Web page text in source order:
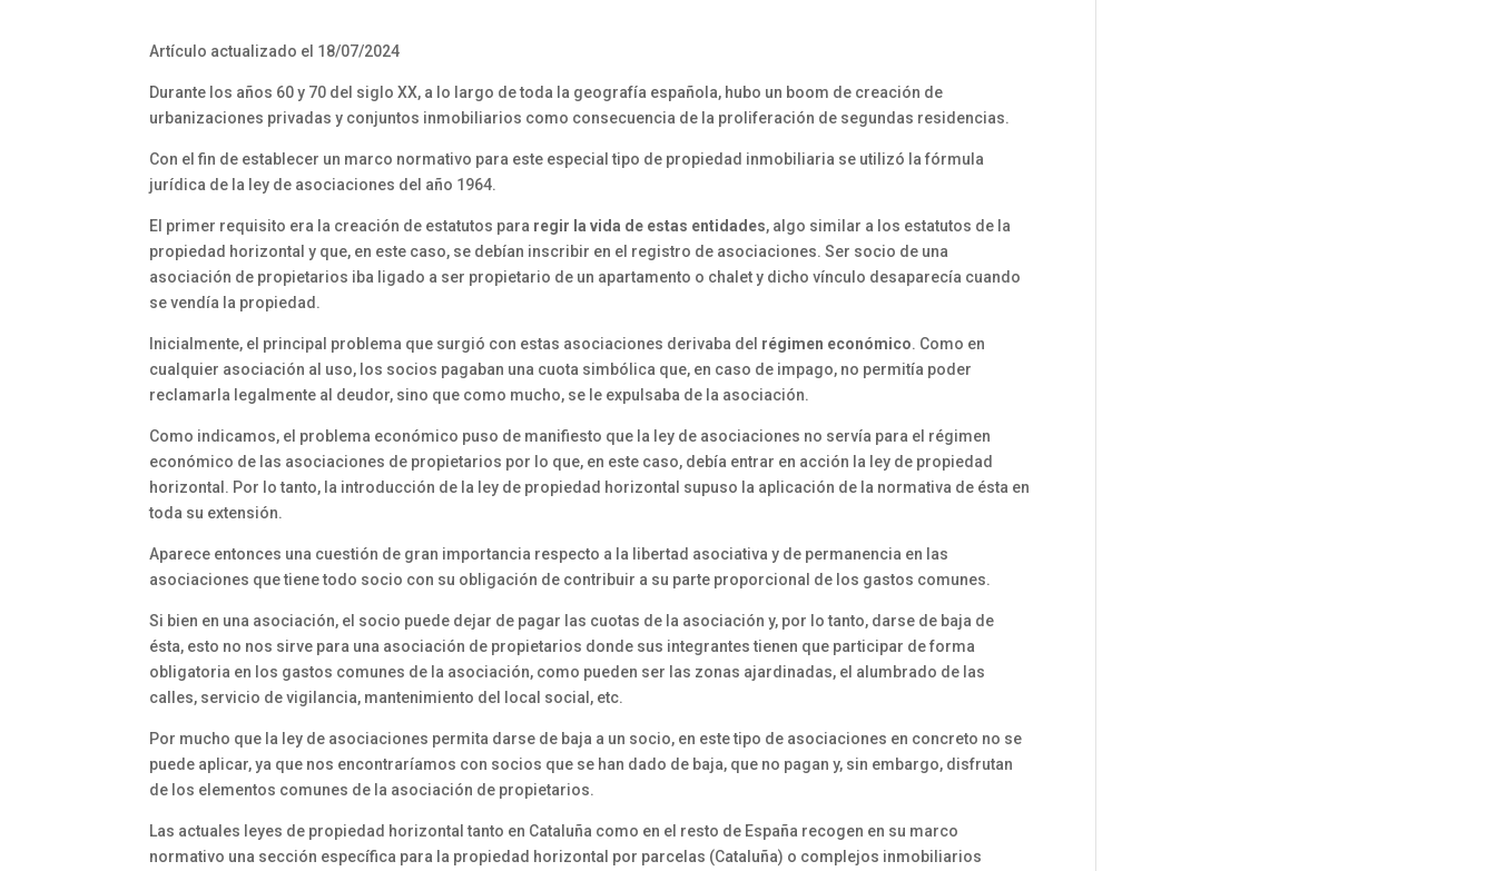
Artículo actualizado el 18/07/2024
Durante los años 60 y 70 del siglo XX, a lo largo de toda la geografía española, hubo un boom de creación de
urbanizaciones privadas y conjuntos inmobiliarios como consecuencia de la proliferación de segundas residencias.
Con el fin de establecer un marco normativo para este especial tipo de propiedad inmobiliaria se utilizó la fórmula
jurídica de la ley de asociaciones del año 1964.
El primer requisito era la creación de estatutos para regir la vida de estas entidades, algo similar a los estatutos de la
propiedad horizontal y que, en este caso, se debían inscribir en el registro de asociaciones. Ser socio de una
asociación de propietarios iba ligado a ser propietario de un apartamento o chalet y dicho vínculo desaparecía cuando
se vendía la propiedad.
Inicialmente, el principal problema que surgió con estas asociaciones derivaba del régimen económico. Como en
cualquier asociación al uso, los socios pagaban una cuota simbólica que, en caso de impago, no permitía poder
reclamarla legalmente al deudor, sino que como mucho, se le expulsaba de la asociación.
Como indicamos, el problema económico puso de manifiesto que la ley de asociaciones no servía para el régimen
económico de las asociaciones de propietarios por lo que, en este caso, debía entrar en acción la ley de propiedad
horizontal. Por lo tanto, la introducción de la ley de propiedad horizontal supuso la aplicación de la normativa de ésta en
toda su extensión.
Aparece entonces una cuestión de gran importancia respecto a la libertad asociativa y de permanencia en las
asociaciones que tiene todo socio con su obligación de contribuir a su parte proporcional de los gastos comunes.
Si bien en una asociación, el socio puede dejar de pagar las cuotas de la asociación y, por lo tanto, darse de baja de
ésta, esto no nos sirve para una asociación de propietarios donde sus integrantes tienen que participar de forma
obligatoria en los gastos comunes de la asociación, como pueden ser las zonas ajardinadas, el alumbrado de las
calles, servicio de vigilancia, mantenimiento del local social, etc.
Por mucho que la ley de asociaciones permita darse de baja a un socio, en este tipo de asociaciones en concreto no se
puede aplicar, ya que nos encontraríamos con socios que se han dado de baja, que no pagan y, sin embargo, disfrutan
de los elementos comunes de la asociación de propietarios.
Las actuales leyes de propiedad horizontal tanto en Cataluña como en el resto de España recogen en su marco
normativo una sección específica para la propiedad horizontal por parcelas (Cataluña) o complejos inmobiliarios